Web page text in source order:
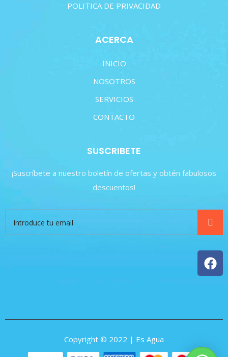
POLITICA DE PRIVACIDAD
ACERCA
INICIO
NOSOTROS
SERVICIOS
CONTACTO
SUSCRIBETE
¡Suscríbete a nuestro boletín de ofertas y obtén fabulosos
descuentos!
Copyright © 2022 | Es Agua